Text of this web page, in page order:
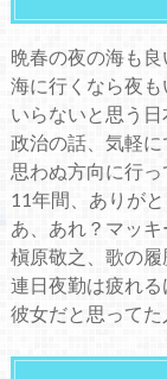
晩春の夜の海も良
海に行くなら夜も
いらないと思う日
政治の話、気軽に
思わぬ方向に行っ
11年間、ありがと
あ、あれ？マッキ
槇原敬之、歌の履
連日夜勤は疲れる
彼女だと思ってた